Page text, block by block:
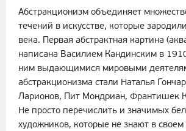
Абстракционизм объединяет
течений в искусстве, которые
века. Первая абстрактная картина
написана Василием Кандинским в
ним выдающимися мировыми
абстракционизма стали Наталья
Ларионов, Пит Мондриан, Франтишек
Не просто перечислить и значимых
художников, которые не знают в своем